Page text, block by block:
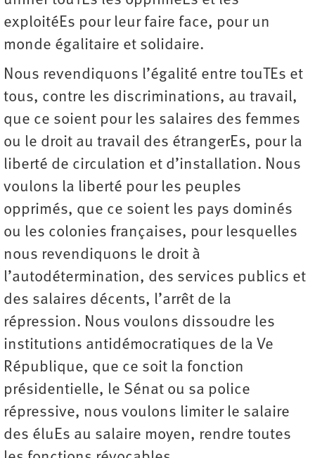
exploitéEs pour leur faire face, pour un
monde égalitaire et solidaire.
Nous revendiquons l’égalité entre touTEs et
tous, contre les discriminations, au travail,
que ce soient pour les salaires des femmes
ou le droit au travail des étrangerEs, pour la
liberté de circulation et d’installation. Nous
voulons la liberté pour les peuples
opprimés, que ce soient les pays dominés
ou les colonies françaises, pour lesquelles
nous revendiquons le droit à
l’autodétermination, des services publics et
des salaires décents, l’arrêt de la
répression. Nous voulons dissoudre les
institutions antidémocratiques de la Ve
République, que ce soit la fonction
présidentielle, le Sénat ou sa police
répressive, nous voulons limiter le salaire
des éluEs au salaire moyen, rendre toutes